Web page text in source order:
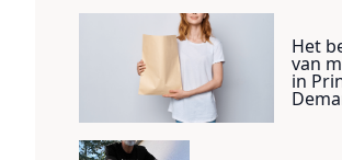
Het
van
in